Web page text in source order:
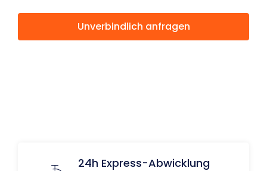
Unverbindlich anfragen
24h Express-Abwicklung